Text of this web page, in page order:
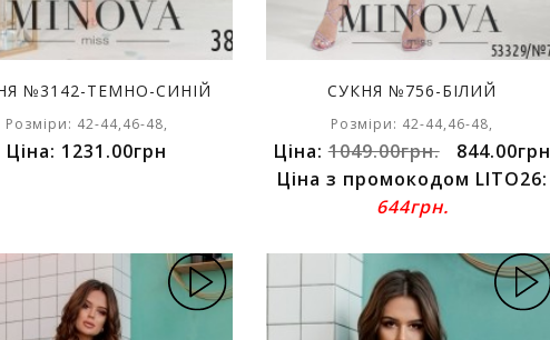
№3142-ТЕМНО-СИНІЙ
Розміри: 42-44,46-48,
Ціна: 1231.00грн
СУКНЯ №756-БІЛИЙ
Розміри: 42-44,46-48,
Ціна:1049.00грн.
844.00грн
Ціна з промокодом LITO26:
644грн.